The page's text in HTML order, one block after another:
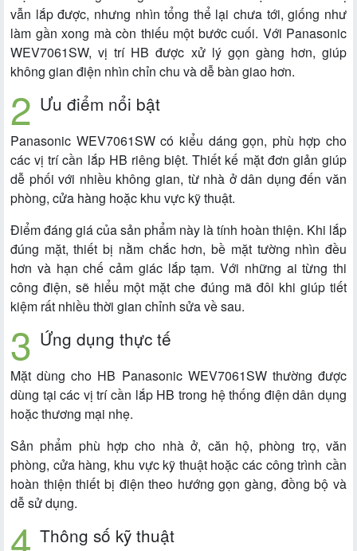
vẫn lắp được, nhưng nhìn tổng thể lại chưa tới, giống như
làm gần xong mà còn thiếu một bước cuối. Với Panasonic
WEV7061SW, vị trí HB được xử lý gọn gàng hơn, giúp
không gian điện nhìn chỉn chu và dễ bàn giao hơn.
Ưu điểm nổi bật
Panasonic WEV7061SW có kiểu dáng gọn, phù hợp cho
các vị trí cần lắp HB riêng biệt. Thiết kế mặt đơn giản giúp
dễ phối với nhiều không gian, từ nhà ở dân dụng đến văn
phòng, cửa hàng hoặc khu vực kỹ thuật.
Điểm đáng giá của sản phẩm này là tính hoàn thiện. Khi lắp
đúng mặt, thiết bị nằm chắc hơn, bề mặt tường nhìn đều
hơn và hạn chế cảm giác lắp tạm. Với những ai từng thi
công điện, sẽ hiểu một mặt che đúng mã đôi khi giúp tiết
kiệm rất nhiều thời gian chỉnh sửa về sau.
Ứng dụng thực tế
Mặt dùng cho HB Panasonic WEV7061SW thường được
dùng tại các vị trí cần lắp HB trong hệ thống điện dân dụng
hoặc thương mại nhẹ.
Sản phẩm phù hợp cho nhà ở, căn hộ, phòng trọ, văn
phòng, cửa hàng, khu vực kỹ thuật hoặc các công trình cần
hoàn thiện thiết bị điện theo hướng gọn gàng, đồng bộ và
dễ sử dụng.
Thông số kỹ thuật